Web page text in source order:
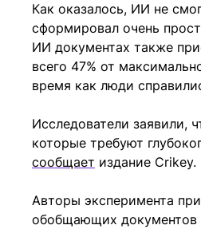
Как оказалось, ИИ не
сформировал очень
ИИ документах также
всего 47% от
время как люди
Исследователи заявили,
которые требуют
сообщает издание Crikey.
Авторы эксперимента
обобщающих документов